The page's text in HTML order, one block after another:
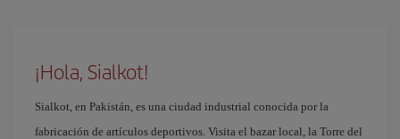
¡Hola, Sialkot!
Sialkot, en Pakistán, es una ciudad industrial conocida por la
fabricación de artículos deportivos. Visita el bazar local, la Torre del